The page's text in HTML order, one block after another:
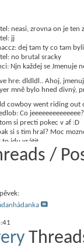
neasi, zrovna on je ten
jj
dej tam ty co tam
no brutal sracky
Njn každej se Jmenuje
hre: dldldl.. Ahoj,
mně bylo hned divný,
cowboy went riding out
Co jeeeeeeeeeeeeee?
si precti pokec v af :D
si s tim hral? Moc
to jdu vrátit
ttt nekdo nahral dobry
spolu. tomu
nebyl fór
koprakek je
to ne tuším
naborar kdy?
/